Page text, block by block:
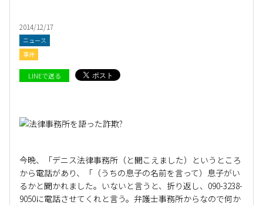
2014/12/17
ニュース
事件
LINEで送る
今晩、「デニス法律事務所（と聞こえました）というところ
から電話があり、「（うちの息子の名前を言って）息子がい
るかと聞かれました。いないと言うと、折り返し、090-3238-
9050に電話させてくれと言う。弁護士事務所からなので何か